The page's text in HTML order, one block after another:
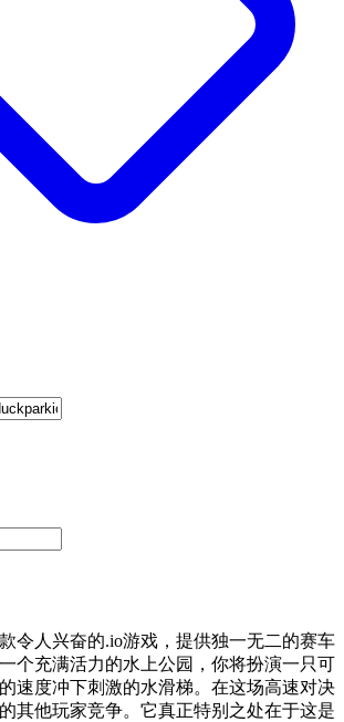
令人兴奋的.io游戏，提供独一无二的赛车
个充满活力的水上公园，你将扮演一只可
速度冲下刺激的水滑梯。在这场高速对决
其他玩家竞争。它真正特别之处在于这是